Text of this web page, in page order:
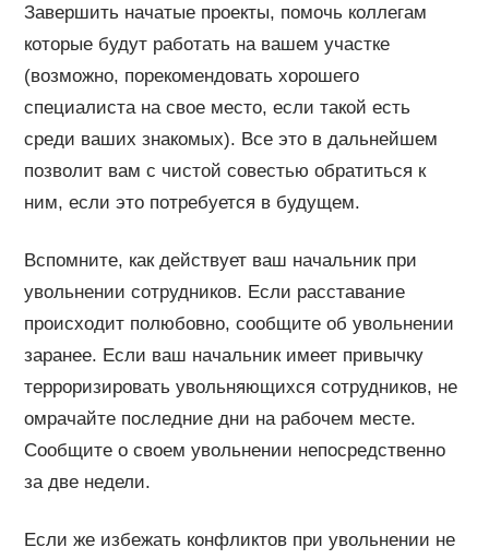
Завершить начатые проекты, помочь коллегам
которые будут работать на вашем участке
(возможно, порекомендовать хорошего
специалиста на свое место, если такой есть
среди ваших знакомых). Все это в дальнейшем
позволит вам с чистой совестью обратиться к
ним, если это потребуется в будущем.
Вспомните, как действует ваш начальник при
увольнении сотрудников. Если расставание
происходит полюбовно, сообщите об увольнении
заранее. Если ваш начальник имеет привычку
терроризировать увольняющихся сотрудников, не
омрачайте последние дни на рабочем месте.
Сообщите о своем увольнении непосредственно
за две недели.
Если же избежать конфликтов при увольнении не